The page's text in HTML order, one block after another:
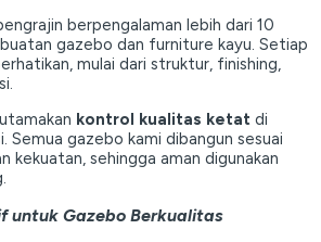
berpengalaman lebih dari 10
gazebo dan furniture kayu. Setiap
mulai dari struktur, finishing,
kontrol kualitas ketat di
Semua gazebo kami dibangun sesuai
kekuatan, sehingga aman digunakan
untuk Gazebo Berkualitas